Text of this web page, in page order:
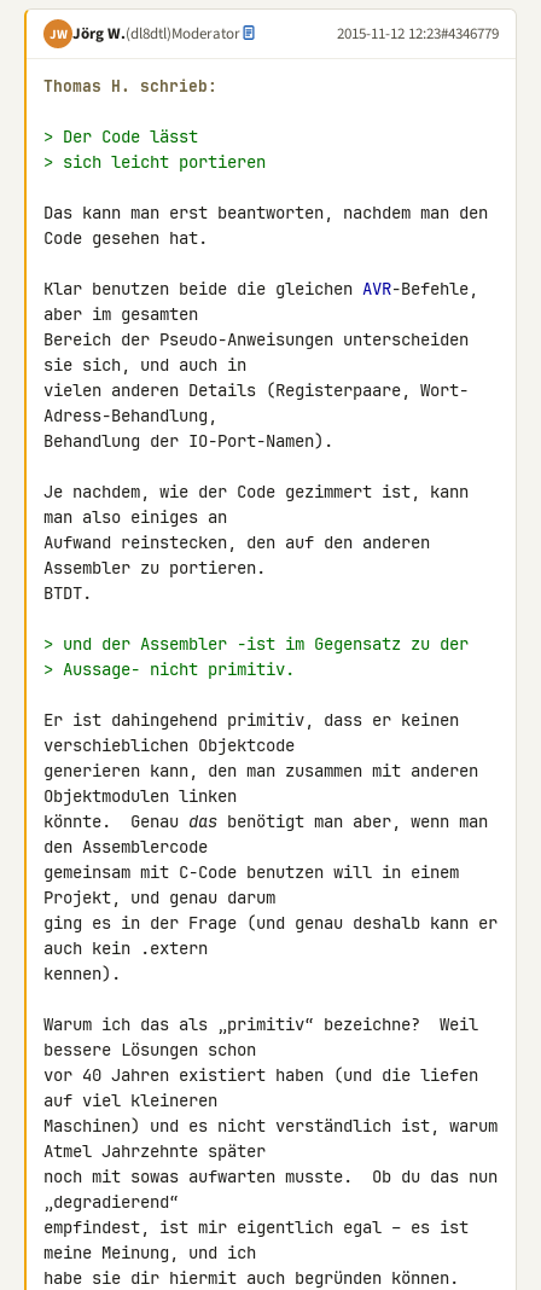
JW Jörg W.(dl8dtl)Moderator 2015-11-12 12:23#4346779
Thomas H. schrieb:
> Der Code lässt
> sich leicht portieren
Das kann man erst beantworten, nachdem man den
Code gesehen hat.
Klar benutzen beide die gleichen AVR-Befehle,
aber im gesamten
Bereich der Pseudo-Anweisungen unterscheiden
sie sich, und auch in
vielen anderen Details (Registerpaare, Wort-
Adress-Behandlung,
Behandlung der IO-Port-Namen).
Je nachdem, wie der Code gezimmert ist, kann
man also einiges an
Aufwand reinstecken, den auf den anderen
Assembler zu portieren.
BTDT.
> und der Assembler -ist im Gegensatz zu der
> Aussage- nicht primitiv.
Er ist dahingehend primitiv, dass er keinen
verschieblichen Objektcode
generieren kann, den man zusammen mit anderen
Objektmodulen linken
könnte.  Genau das benötigt man aber, wenn man
den Assemblercode
gemeinsam mit C-Code benutzen will in einem
Projekt, und genau darum
ging es in der Frage (und genau deshalb kann er
auch kein .extern
kennen).
Warum ich das als „primitiv“ bezeichne?  Weil
bessere Lösungen schon
vor 40 Jahren existiert haben (und die liefen
auf viel kleineren
Maschinen) und es nicht verständlich ist, warum
Atmel Jahrzehnte später
noch mit sowas aufwarten musste.  Ob du das nun
„degradierend“
empfindest, ist mir eigentlich egal – es ist
meine Meinung, und ich
habe sie dir hiermit auch begründen können.